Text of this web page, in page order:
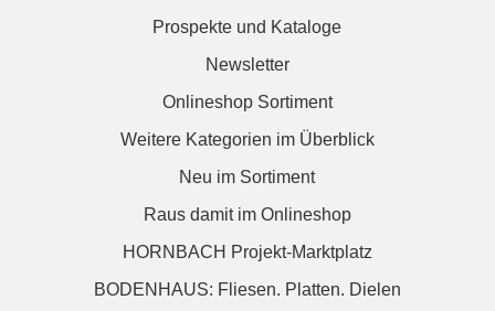
Prospekte und Kataloge
Newsletter
Onlineshop Sortiment
Weitere Kategorien im Überblick
Neu im Sortiment
Raus damit im Onlineshop
HORNBACH Projekt-Marktplatz
BODENHAUS: Fliesen. Platten. Dielen